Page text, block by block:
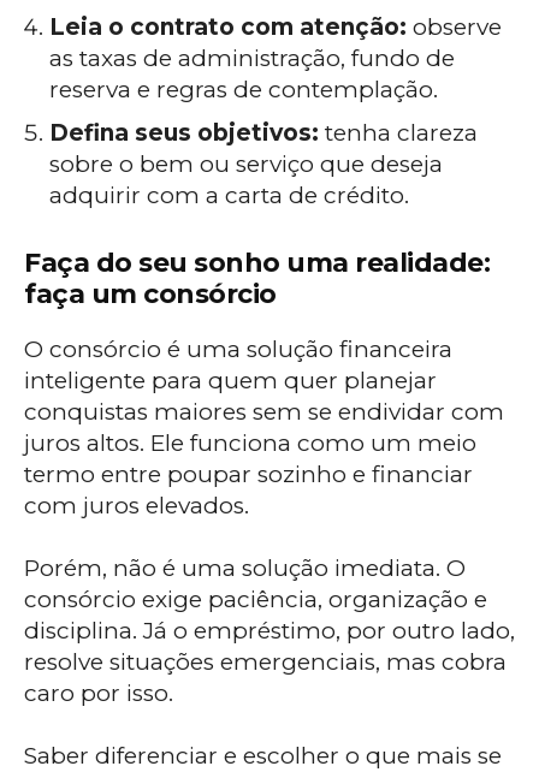
Leia o contrato com atenção: observe
as taxas de administração, fundo de
reserva e regras de contemplação.
Defina seus objetivos: tenha clareza
sobre o bem ou serviço que deseja
adquirir com a carta de crédito.
Faça do seu sonho uma realidade:
faça um consórcio
O consórcio é uma solução financeira
inteligente para quem quer planejar
conquistas maiores sem se endividar com
juros altos. Ele funciona como um meio
termo entre poupar sozinho e financiar
com juros elevados.
Porém, não é uma solução imediata. O
consórcio exige paciência, organização e
disciplina. Já o empréstimo, por outro lado,
resolve situações emergenciais, mas cobra
caro por isso.
Saber diferenciar e escolher o que mais se